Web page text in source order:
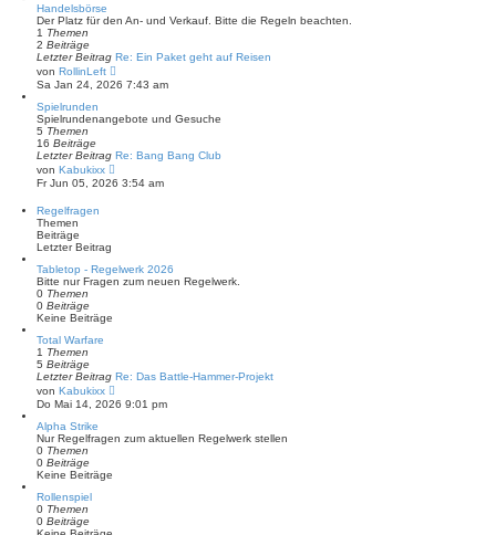
Handelsbörse
Der Platz für den An- und Verkauf. Bitte die Regeln beachten.
1 Themen
2 Beiträge
Letzter Beitrag Re: Ein Paket geht auf Reisen
von RollinLeft
e
u
s
t
r
e
i
Sa Jan 24, 2026 7:43 am
Spielrunden
Spielrundenangebote und Gesuche
5 Themen
16 Beiträge
Letzter Beitrag Re: Bang Bang Club
von Kabukixx
e
u
B
e
i
Fr Jun 05, 2026 3:54 am
Regelfragen
Themen
Beiträge
Letzter Beitrag
Tabletop - Regelwerk 2026
Bitte nur Fragen zum neuen Regelwerk.
0 Themen
0 Beiträge
Keine Beiträge
Total Warfare
1 Themen
5 Beiträge
Letzter Beitrag Re: Das Battle-Hammer-Projekt
von Kabukixx
e
u
s
Do Mai 14, 2026 9:01 pm
Alpha Strike
Nur Regelfragen zum aktuellen Regelwerk stellen
0 Themen
0 Beiträge
Keine Beiträge
Rollenspiel
0 Themen
0 Beiträge